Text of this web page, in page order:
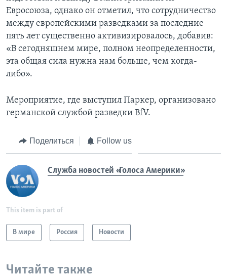
Евросоюза, однако он отметил, что сотрудничество
между европейскими разведками за последние
пять лет существенно активизировалось, добавив:
«В сегодняшнем мире, полном неопределенности,
эта общая сила нужна нам больше, чем когда-
либо».
Мероприятие, где выступил Паркер, организовано
германской службой разведки BfV.
Поделиться Follow us
Служба новостей «Голоса Америки»
This item is part of
В мире Россия Новости
Читайте также